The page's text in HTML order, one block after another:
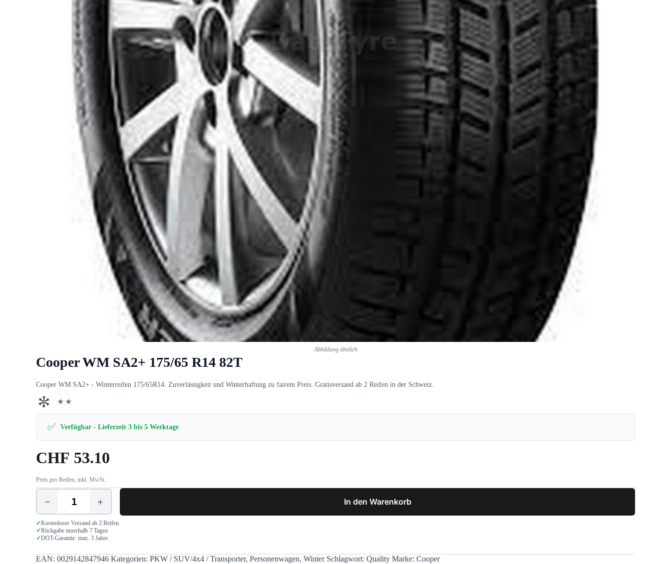
Abbildung ähnlich
Cooper WM SA2+ 175/65 R14 82T
Cooper WM SA2+ - Winterreifen 175/65R14. Zuverlässigkeit und Winterhaftung zu fairem Preis. Gratisversand ab 2 Reifen in der Schweiz.
★★
✅ Verfügbar - Lieferzeit 3 bis 5 Werktage
CHF 53.10
Preis pro Reifen, inkl. MwSt.
Cooper
WM
SA2+
175/65
R14
Menge
In den Warenkorb
✓Kostenloser Versand ab 2 Reifen
✓Rückgabe innerhalb 7 Tagen
✓DOT-Garantie: max. 3 Jahre
EAN: 0029142847946 Kategorien: PKW / SUV/4x4 / Transporter, Personenwagen, Winter Schlagwort: Quality Marke: Cooper